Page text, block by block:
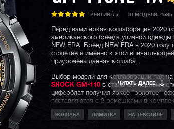
РЕЙТИНГ: 5 ID МОДЕЛИ: 4585
Перед вами яркая коллаборация 2020
американского бренда уличной
NEW ERA. Бренд NEW ERA в 2020 году
столетие и именно к этой
приурочена данная коллаба.
Выбор модели для коллаборации пал
SHOCK GM-110 в стальном черном
циферблат получил яркое "золотое"
поставляются с 2 ремешками в
точно из такой же ткани, из которой
NEW ERA, с зеленой внутренней
ЧИТАТЬ ДАЛЕЕ
КОЛЛАБА ЛИМИТКА НА ТЕКСТИЛЕ